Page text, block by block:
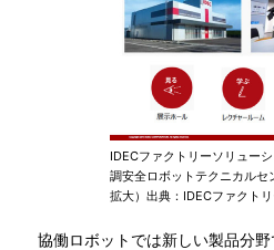
IDECファクトリーソリュー
調安全ロボットテクニカルセ
拡大）出典：IDECファクト
協働ロボットでは新しい製品分